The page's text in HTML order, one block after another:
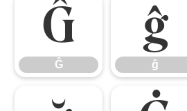
Ĝ
Ĝ
ĝ
ĝ